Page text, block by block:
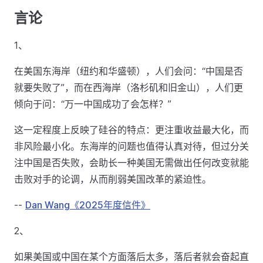
言论
1、
在美国东海岸（纽约和华盛顿），人们会问：“中国是否
就要失败了”，而在西海岸（洛杉矶和旧金山），人们更
倾向于问：“万一中国成功了会怎样？”
这一定程度上反映了硅谷的特点：更注重收益最大化，而
非风险最小化。东海岸的问题也值得认真对待，但过分关
注中国是否失败，会助长一种美国无需做出任何改变就能
击败对手的论调，从而削弱美国改革的紧迫性。
-- Dan Wang《2025年度信件》
2、
如果美国或中国在某个方面落后太多，落后者就会奋起直